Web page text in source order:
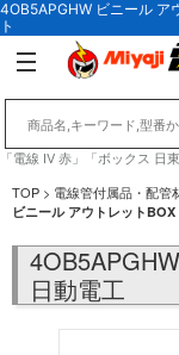
4OB5APGHW ビニール ア
ト
「電線 IV 赤」「ボックス 日
TOP > 電線管付属品・配管
ビニール アウトレットBOX
日動電工